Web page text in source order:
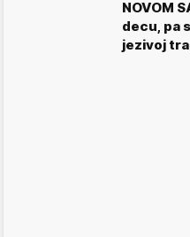
NOVOM
decu, pa
jezivoj